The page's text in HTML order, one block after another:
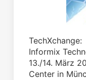
TechXchange:
Informix
13./14. März
Center in